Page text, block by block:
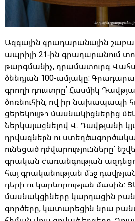
Ազգային գրադարանային
ապրիլի 21-ին գրադարանում
թարգմանիչ, դրամատուրգ
ծննդյան 100-ամյակը:
գրողի դուստրը՝ Հասմիկ
ծոռնուհին, ով իր նախապապի
ցերեկույթի մասնակիցներից
Ներկայացնելով Վ. Դավթյանի
դրվագներն ու
ունեցած դժվարությունները՝
գրական ժառանգության
հայ գրականության մեջ
դերի ու կարևորության մասին:
մասնակցիները կարդացին
գործերը, կատարեցին նրա